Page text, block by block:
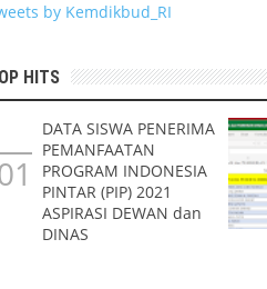
by Kemdikbud_RI
HITS
DATA SISWA PENERIMA
PEMANFAATAN
PROGRAM INDONESIA
PINTAR (PIP) 2021
ASPIRASI DEWAN dan
DINAS